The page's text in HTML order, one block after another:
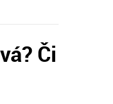
Či